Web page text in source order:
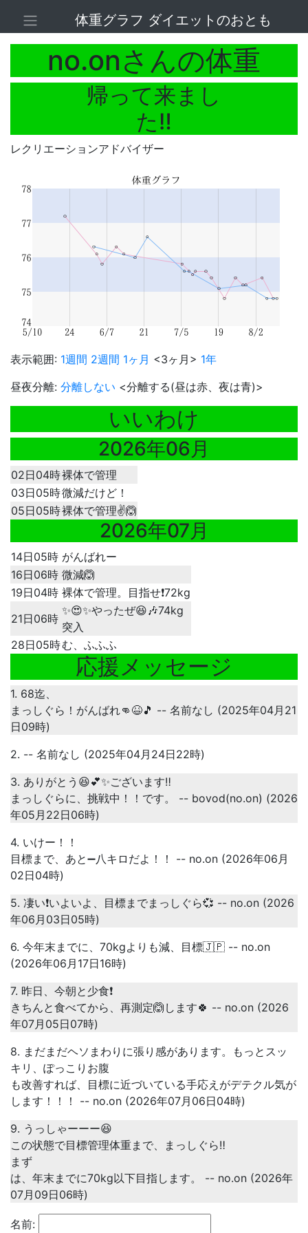
体重グラフ ダイエットのおとも
no.onさんの体重
帰って来まし
た‼️
レクリエーションアドバイザー
表示範囲: 1週間 2週間 1ヶ月 <3ヶ月> 1年
昼夜分離: 分離しない <分離する(昼は赤、夜は青)>
いいわけ
2026年06月
02日04時裸体で管理
03日05時微減だけど！
05日05時裸体で管理✌️🙆
2026年07月
14日05時 がんばれー
16日06時 微減🙆
19日04時 裸体で管理。目指せ❗72kg
21日06時
✨😍✨やったぜ😆🎶74kg
突入
28日05時む、ふふふ
応援メッセージ
1. 68迄、
まっしぐら！がんばれ👊😆🎵 -- 名前なし (2025年04月21
日09時)
2. -- 名前なし (2025年04月24日22時)
3. ありがとう😆💕✨ございます‼️
まっしぐらに、挑戦中！！です。 -- bovod(no.on) (2026
年05月22日06時)
4. いけー！！
目標まで、あと➖八キロだよ！！ -- no.on (2026年06月
02日04時)
5. 凄い❗いよいよ、目標までまっしぐら💞 -- no.on (2026
年06月03日05時)
6. 今年末までに、70kgよりも減、目標🇯🇵 -- no.on
(2026年06月17日16時)
7. 昨日、今朝と少食❗
きちんと食べてから、再測定🙆します🍀 -- no.on (2026
年07月05日07時)
8. まだまだヘソまわりに張り感があります。もっとスッ
キリ、ぽっこりお腹
も改善すれば、目標に近づいている手応えがデテクル気が
します！！！ -- no.on (2026年07月06日04時)
9. うっしゃーーー😆
この状態で目標管理体重まで、まっしぐら‼️
まず
は、年末までに70kg以下目指します。 -- no.on (2026年
07月09日06時)
名前: